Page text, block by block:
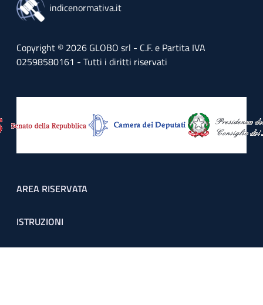
indicenormativa.it
Copyright © 2026 GLOBO srl - C.F. e Partita IVA
02598580161 - Tutti i diritti riservati
Footer menu
AREA RISERVATA
ISTRUZIONI